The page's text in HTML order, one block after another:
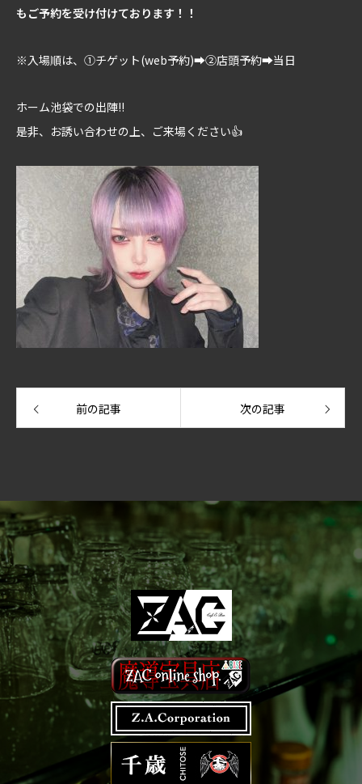
もご予約を受け付けております！！
※入場順は、①チゲット(web予約)➡②店頭予約➡当日
ホーム池袋での出陣!!
是非、お誘い合わせの上、ご来場ください👍
前の記事 次の記事